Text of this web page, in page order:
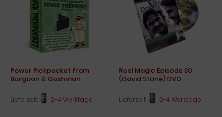
Power Pickpocket from
Burgoon & Goshman
Lieferzeit: 2-4 Werktage
Reel Magic Episode 30
(David Stone) DVD
Lieferzeit: 2-4 Werktage